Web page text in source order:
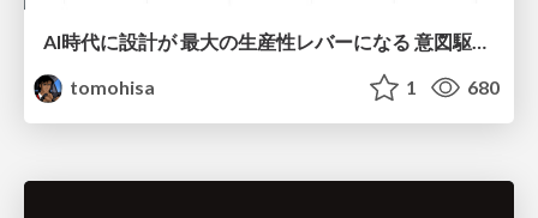
AI時代に設計が 最大の生産性レバーになる 意図駆動開発とデータを消さない設計｜Don't Delete Your Data or Your Intent — Design as the Deepest Lever in the AI Era
tomohisa
1 680